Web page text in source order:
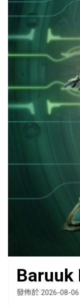
Baruuk
發佈於 2026-08-06